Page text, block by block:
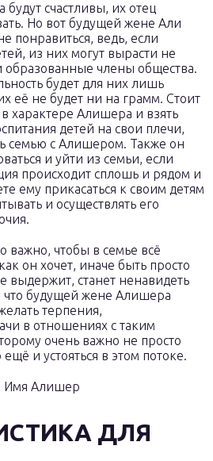
счастливы, их отец
Но вот будущей жене Али
понравиться, ведь, если
из них могут вырасти не
образованные члены общества.
будет для них лишь
её не будет ни на грамм. Стоит
характере Алишера и взять
детей на свои плечи,
семью с Алишером. Также он
и уйти из семьи, если
происходит сплошь и рядом и
ему прикасаться к своим детям
и осуществлять его
важно, чтобы в семье всё
он хочет, иначе быть просто
выдержит, станет ненавидеть
что будущей жене Алишера
терпения,
в отношениях с таким
очень важно не просто
и устояться в этом потоке.
ДЛЯ